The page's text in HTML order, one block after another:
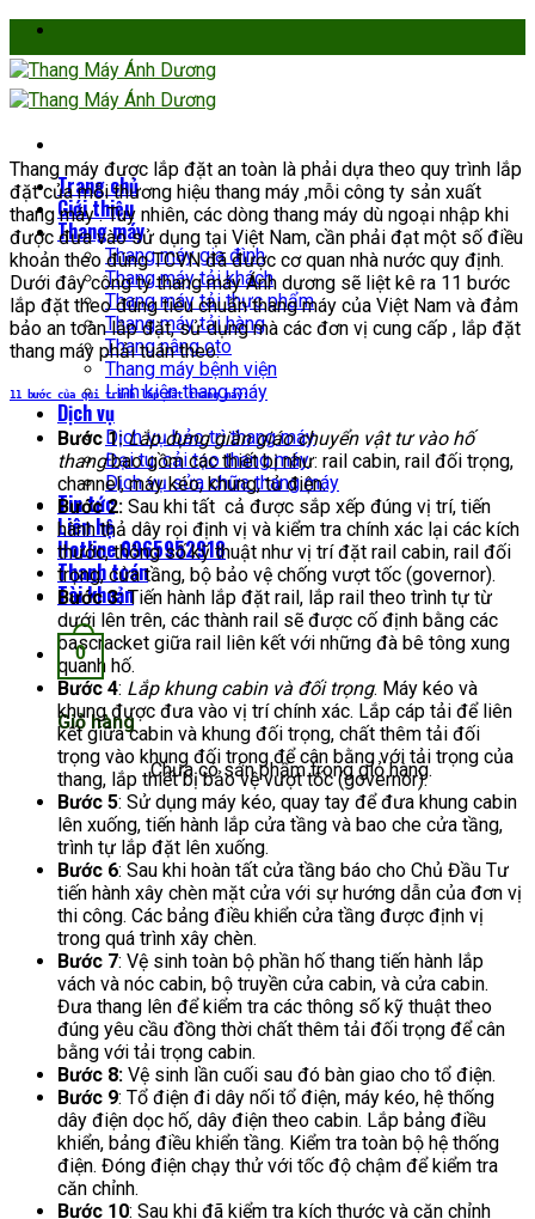
Skip
to
content
Trang chủ
Giới thiệu
Thang máy
Thang máy gia đình
Thang máy tải khách
Thang máy tải thực phẩm
Thang máy tải hàng
Thang nâng oto
Thang máy bệnh viện
Linh kiện thang máy
Dịch vụ
Dịch vụ bảo trì thang máy
Đại tu, cải tạo thang máy
Dịch vụ sửa chữa thang máy
Tin tức
Liên hệ
Hotline 0965952918
Thanh toán
Tài khoản
0
Giỏ hàng
Chưa có sản phẩm trong giỏ hàng.
Thang máy được lắp đặt an toàn là phải dựa theo quy trình lắp
đặt của mỗi thương hiệu thang máy ,mỗi công ty sản xuất
thang máy . Tuy nhiên, các dòng thang máy dù ngoại nhập khi
được đưa vào sử dụng tại Việt Nam, cần phải đạt một số điều
khoản theo đúng TCVN đã được cơ quan nhà nước quy định.
Dưới đây công ty thang máy Ánh dương sẽ liệt kê ra 11 bước
lắp đặt theo đúng tiêu chuẩn thang máy của Việt Nam và đảm
bảo an toàn lắp đặt, sử dụng mà các đơn vị cung cấp , lắp đặt
thang máy phải tuân theo:
11 bước của qui trình lắp đặt thang máy:
Bước 1:Lắp dựng giàn giáo chuyển vật tư vào hố
thangbao gồm các thiết bị như: rail cabin, rail đối trọng,
channel, máy kéo, khung, tủ điện.
Bước 2: Sau khi tất cả được sắp xếp đúng vị trí, tiến
hành thả dây rọi định vị và kiểm tra chính xác lại các kích
thước, thông số kỹ thuật như vị trí đặt rail cabin, rail đối
trọng, cửa tầng, bộ bảo vệ chống vượt tốc (governor).
Bước 3:Tiến hành lắp đặt rail, lắp rail theo trình tự từ
dưới lên trên, các thành rail sẽ được cố định bằng các
bascracket giữa rail liên kết với những đà bê tông xung
quanh hố.
Bước 4: Lắp khung cabin và đối trọng. Máy kéo và
khung được đưa vào vị trí chính xác. Lắp cáp tải để liên
kết giữa cabin và khung đối trọng, chất thêm tải đối
trọng vào khung đối trọng để cân bằng với tải trọng của
thang, lắp thiết bị bảo vệ vượt tốc (governor).
Bước 5: Sử dụng máy kéo, quay tay để đưa khung cabin
lên xuống, tiến hành lắp cửa tầng và bao che cửa tầng,
trình tự lắp đặt lên xuống.
Bước 6: Sau khi hoàn tất cửa tầng báo cho Chủ Đầu Tư
tiến hành xây chèn mặt cửa với sự hướng dẫn của đơn vị
thi công. Các bảng điều khiển cửa tầng được định vị
trong quá trình xây chèn.
Bước 7: Vệ sinh toàn bộ phần hố thang tiến hành lắp
vách và nóc cabin, bộ truyền cửa cabin, và cửa cabin.
Đưa thang lên để kiểm tra các thông số kỹ thuật theo
đúng yêu cầu đồng thời chất thêm tải đối trọng để cân
bằng với tải trọng cabin.
Bước 8: Vệ sinh lần cuối sau đó bàn giao cho tổ điện.
Bước 9: Tổ điện đi dây nối tổ điện, máy kéo, hệ thống
dây điện dọc hố, dây điện theo cabin. Lắp bảng điều
khiển, bảng điều khiển tầng. Kiểm tra toàn bộ hệ thống
điện. Đóng điện chạy thử với tốc độ chậm để kiểm tra
căn chỉnh.
Bước 10: Sau khi đã kiểm tra kích thước và căn chỉnh